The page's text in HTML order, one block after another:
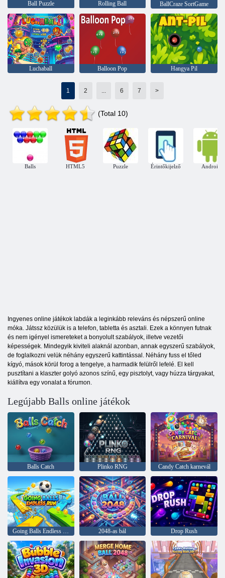
Ball Puzzle Rolling Ball BallCraze SortGame
Luchaball Balloon Pop Hangya Pil
1 2 6 7 >
(Total 10)
Balls HTML5 Puzzle Érintőkijelző Android
Ingyenes online játékok labdák a leginkább releváns és népszerű online
móka. Játssz közülük is a telefon, tabletta és asztali. Ezek a könnyen futnak
és nem igényel ismereteket a bonyolult szabályok, illetve vezetői
képességek. Mindegyik kiviteli alaknál azonban, annak egyszerű szabályok,
de foglalkozni velük néhány egyszerű kattintással. Néhány fuss el tőled
kígyó, mások körül forog a tengelye, a harmadik felülről lefelé. El kell
pusztítani a klaszter golyó azonos színű, egy pisztolyt, vagy húzza tárgyakat,
kiállítva egy vonalat a fórumon.
Legújabb Balls online játékok
Balls Catch Plinko RNG Candy Catch karnevál
2048-as bál Drop Rush